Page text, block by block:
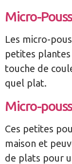
Micro-
Les micro-
petites
touche de
quel plat.
Micro-
Ces petites
maison et
de plats pour